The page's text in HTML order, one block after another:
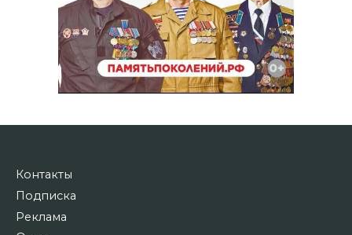
Контакты
Подписка
Реклама